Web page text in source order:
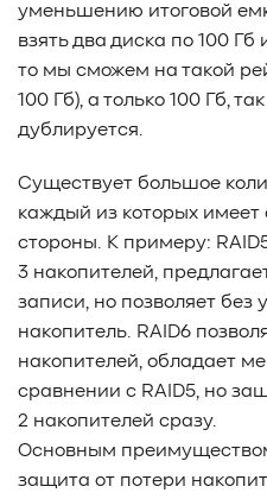
уменьшению итоговой
взять два диска по 100 Гб
то мы сможем на такой
100 Гб), а только 100 Гб,
дублируется.
Существует большое
каждый из которых
стороны. К примеру:
3 накопителей,
записи, но позволяет без
накопитель. RAID6
накопителей, обладает
сравнении с RAID5, но
2 накопителей сразу.
Основным
защита от потери